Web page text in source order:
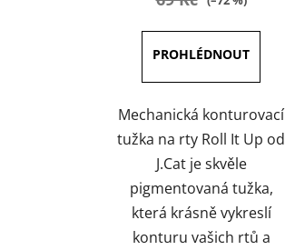
5
hvězdiček.
Mechanická konturovací
tužka na rty Roll It Up od
J.Cat je skvěle
pigmentovaná tužka,
která krásně vykreslí
konturu vašich rtů a